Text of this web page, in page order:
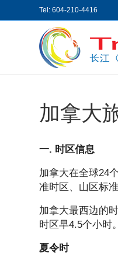
Tel: 604-210-4416
加拿大
一. 时区信息
加拿大在全球24
准时区、山区标
加拿大最西边的
时区早4.5个小时。
夏令时